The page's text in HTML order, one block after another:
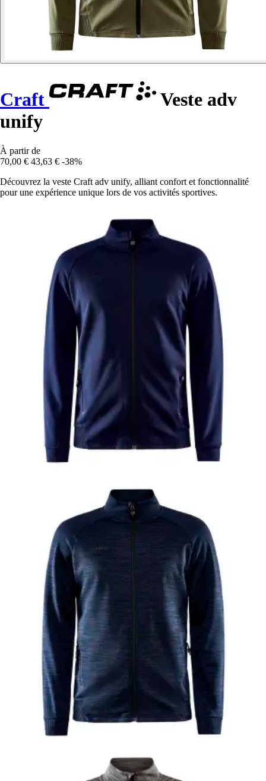
Craft
Veste adv
unify
À partir de
70,00 € 43,63 € -38%
Découvrez la veste Craft adv unify, alliant confort et fonctionnalité
pour une expérience unique lors de vos activités sportives.